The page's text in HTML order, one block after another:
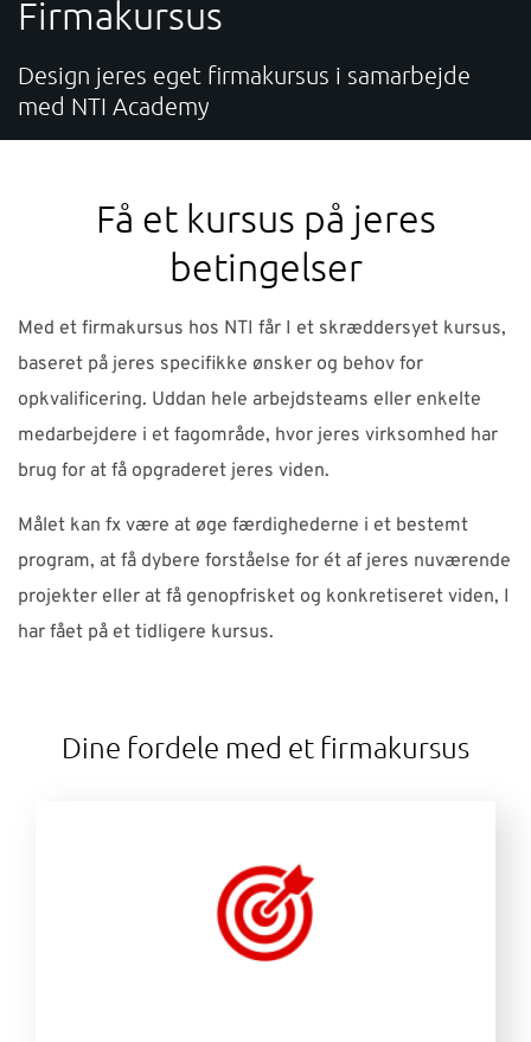
SUPPORT
WEBSHOP
Kontakt NTI: 70 10 14 00 (info-dk@nti-group.com
Hotline: 70 20 42 14 (support-dk@nti-group.com
Danmark NTI Group Brasil Deutschland France
España Ireland Ísland Italia Nederland
Norge
Suomi
Sverige UK
Firmakursus
Design jeres eget firmakursus i samarbejde
med NTI Academy
Få et kursus på jeres
betingelser
Med et firmakursus hos NTI får I et skræddersyet kursus,
baseret på jeres specifikke ønsker og behov for
opkvalificering. Uddan hele arbejdsteams eller enkelte
medarbejdere i et fagområde, hvor jeres virksomhed har
brug for at få opgraderet jeres viden.
Målet kan fx være at øge færdighederne i et bestemt
program, at få dybere forståelse for ét af jeres nuværende
projekter eller at få genopfrisket og konkretiseret viden, I
har fået på et tidligere kursus.
Dine fordele med et firmakursus